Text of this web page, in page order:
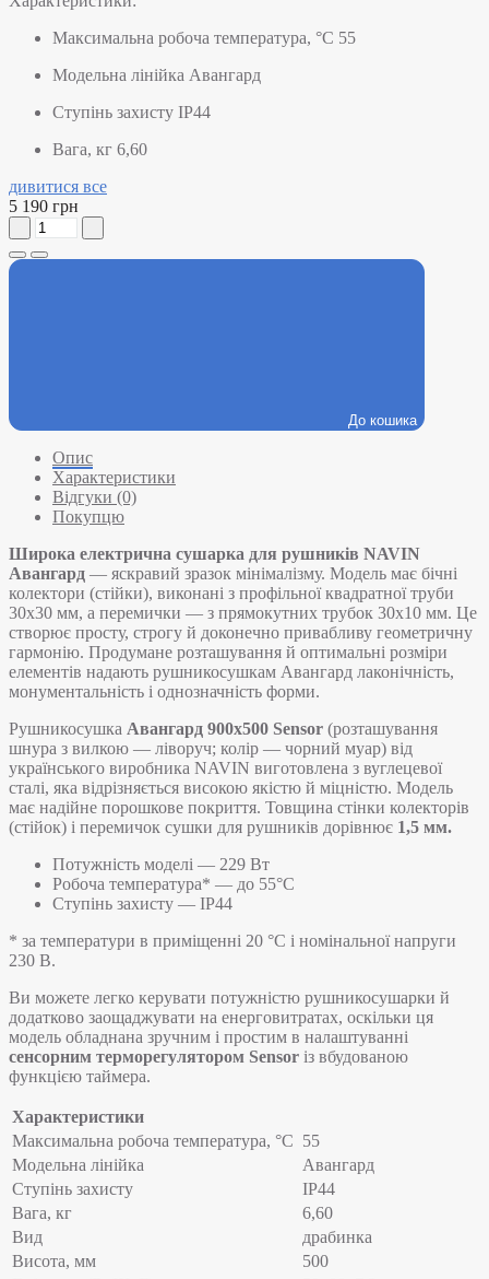
Максимальна робоча температура, °C 55
Модельна лінійка Авангард
Ступінь захисту IP44
Вага, кг 6,60
дивитися все
5 190 грн
До кошика
Опис
Характеристики
Відгуки (0)
Покупцю
Широка електрична сушарка для рушників NAVIN
Авангард — яскравий зразок мінімалізму. Модель має бічні
колектори (стійки), виконані з профільної квадратної труби
30х30 мм, а перемички — з прямокутних трубок 30х10 мм. Це
створює просту, строгу й доконечно привабливу геометричну
гармонію. Продумане розташування й оптимальні розміри
елементів надають рушникосушкам Авангард лаконічність,
монументальність і однозначність форми.
Рушникосушка Авангард 900х500 Sensor (розташування
шнура з вилкою — ліворуч; колір — чорний муар) від
українського виробника NAVIN виготовлена з вуглецевої
сталі, яка відрізняється високою якістю й міцністю. Модель
має надійне порошкове покриття. Товщина стінки колекторів
(стійок) і перемичок сушки для рушників дорівнює 1,5 мм.
Потужність моделі — 229 Вт
Робоча температура* — до 55°C
Ступінь захисту — IP44
* за температури в приміщенні 20 °С і номінальної напруги
230 В.
Ви можете легко керувати потужністю рушникосушарки й
додатково заощаджувати на енерговитратах, оскільки ця
модель обладнана зручним і простим в налаштуванні
сенсорним терморегулятором Sensor із вбудованою
функцією таймера.
Характеристики
Максимальна робоча температура, °C 55
Модельна лінійка
Авангард
Ступінь захисту
IP44
Вага, кг
6,60
Вид
драбинка
Висота, мм
500